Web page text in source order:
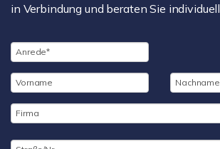
in Verbindung und beraten Sie individuell.